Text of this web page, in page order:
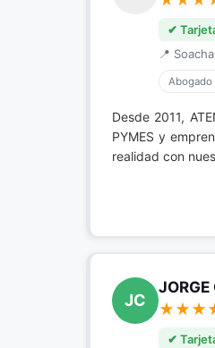
✔
📍
Abogado
Desde 2011,
PYMES y
realidad con
JC
JORGE
✔